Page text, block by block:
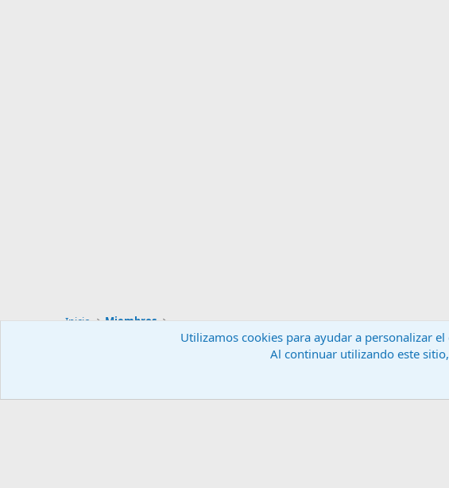
Inicio Miembros
Utilizamos cookies para ayudar a personalizar
Al continuar utilizando este